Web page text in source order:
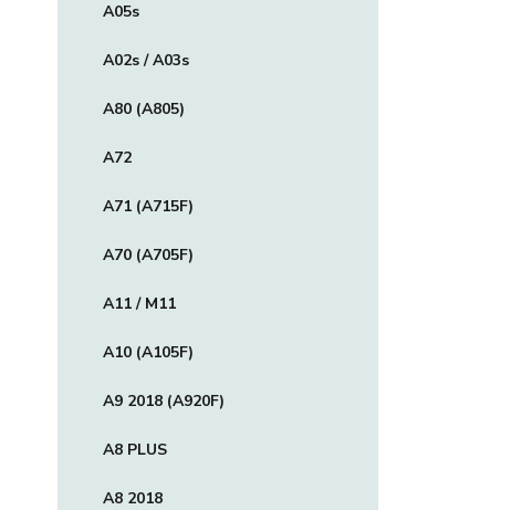
A05s
A02s / A03s
A80 (A805)
A72
A71 (A715F)
A70 (A705F)
A11 / M11
A10 (A105F)
A9 2018 (A920F)
A8 PLUS
A8 2018